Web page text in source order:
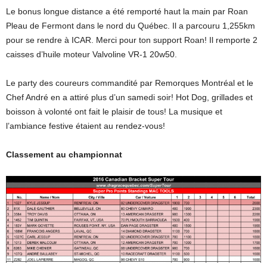
Le bonus longue distance a été remporté haut la main par Roan
Pleau de Fermont dans le nord du Québec. Il a parcouru 1,255km
pour se rendre à ICAR. Merci pour ton support Roan! Il remporte 2
caisses d’huile moteur Valvoline VR-1 20w50.
Le party des coureurs commandité par Remorques Montréal et le
Chef André en a attiré plus d’un samedi soir! Hot Dog, grillades et
boisson à volonté ont fait le plaisir de tous! La musique et
l’ambiance festive étaient au rendez-vous!
Classement au championnat